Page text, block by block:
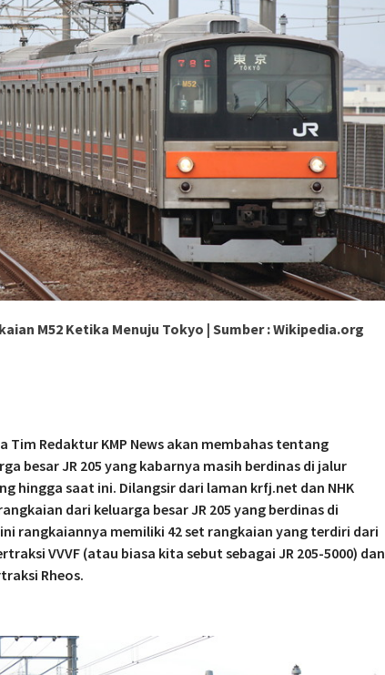
M52 Ketika Menuju Tokyo | Sumber : Wikipedia.org
Tim Redaktur KMP News akan membahas tentang
besar JR 205 yang kabarnya masih berdinas di jalur
hingga saat ini. Dilangsir dari laman krfj.net dan NHK
dari keluarga besar JR 205 yang berdinas di
rangkaiannya memiliki 42 set rangkaian yang terdiri dari
VVVF (atau biasa kita sebut sebagai JR 205-5000) dan
Rheos.